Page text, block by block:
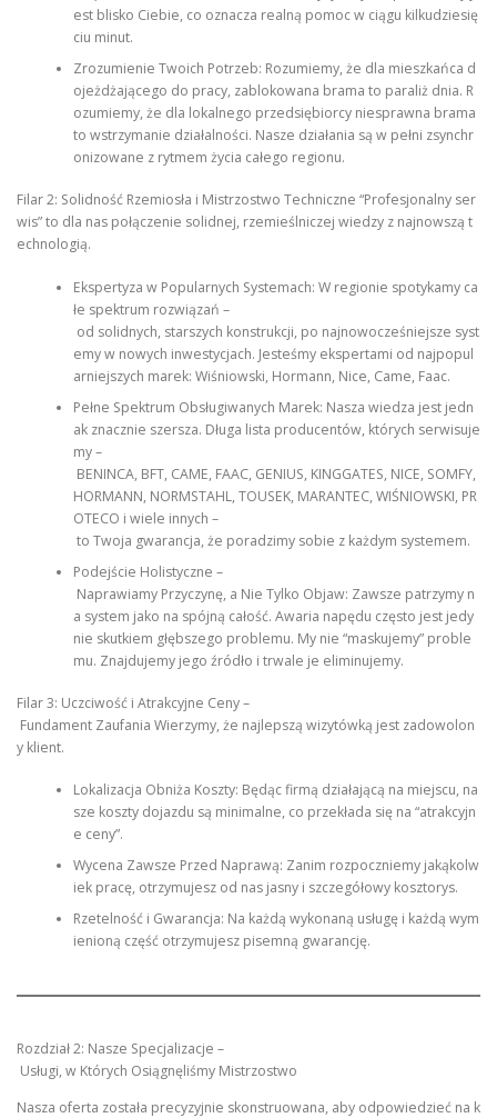
est blisko Ciebie, co oznacza realną pomoc w ciągu kilkudziesię
ciu minut.
Zrozumienie Twoich Potrzeb: Rozumiemy, że dla mieszkańca d
ojeżdżającego do pracy, zablokowana brama to paraliż dnia. R
ozumiemy, że dla lokalnego przedsiębiorcy niesprawna brama
to wstrzymanie działalności. Nasze działania są w pełni zsynchr
onizowane z rytmem życia całego regionu.
Filar 2: Solidność Rzemiosła i Mistrzostwo Techniczne “Profesjonalny ser
wis” to dla nas połączenie solidnej, rzemieślniczej wiedzy z najnowszą t
echnologią.
Ekspertyza w Popularnych Systemach: W regionie spotykamy ca
łe spektrum rozwiązań –
od solidnych, starszych konstrukcji, po najnowocześniejsze syst
emy w nowych inwestycjach. Jesteśmy ekspertami od najpopul
arniejszych marek: Wiśniowski, Hormann, Nice, Came, Faac.
Pełne Spektrum Obsługiwanych Marek: Nasza wiedza jest jedn
ak znacznie szersza. Długa lista producentów, których serwisuje
my –
BENINCA, BFT, CAME, FAAC, GENIUS, KINGGATES, NICE, SOMFY,
HORMANN, NORMSTAHL, TOUSEK, MARANTEC, WIŚNIOWSKI, PR
OTECO i wiele innych –
to Twoja gwarancja, że poradzimy sobie z każdym systemem.
Podejście Holistyczne –
Naprawiamy Przyczynę, a Nie Tylko Objaw: Zawsze patrzymy n
a system jako na spójną całość. Awaria napędu często jest jedy
nie skutkiem głębszego problemu. My nie “maskujemy” proble
mu. Znajdujemy jego źródło i trwale je eliminujemy.
Filar 3: Uczciwość i Atrakcyjne Ceny –
Fundament Zaufania Wierzymy, że najlepszą wizytówką jest zadowolon
y klient.
Lokalizacja Obniża Koszty: Będąc firmą działającą na miejscu, na
sze koszty dojazdu są minimalne, co przekłada się na “atrakcyjn
e ceny”.
Wycena Zawsze Przed Naprawą: Zanim rozpoczniemy jakąkolw
iek pracę, otrzymujesz od nas jasny i szczegółowy kosztorys.
Rzetelność i Gwarancja: Na każdą wykonaną usługę i każdą wym
ienioną część otrzymujesz pisemną gwarancję.
Rozdział 2: Nasze Specjalizacje –
Usługi, w Których Osiągnęliśmy Mistrzostwo
Nasza oferta została precyzyjnie skonstruowana, aby odpowiedzieć na k